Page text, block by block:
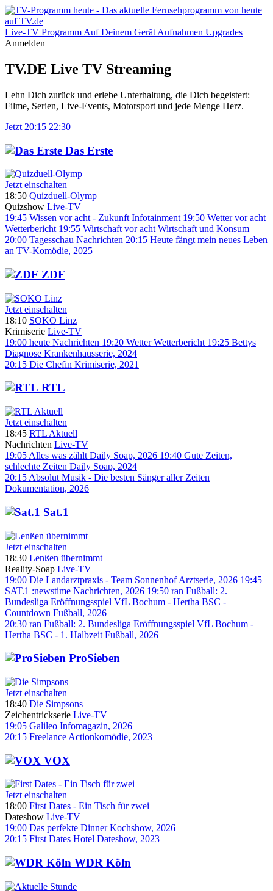
Live-TV Programm Auf Deinem Gerät Aufnahmen Upgrades
Anmelden
TV.DE Live TV Streaming
Lehn Dich zurück und erlebe Unterhaltung, die Dich begeistert:
Filme, Serien, Live-Events, Motorsport und jede Menge Herz.
Jetzt 20:15 22:30
Das Erste
Jetzt einschalten
18:50 Quizduell-Olymp
Quizshow Live-TV
19:45 Wissen vor acht - Zukunft Infotainment 19:50 Wetter vor acht
Wetterbericht 19:55 Wirtschaft vor acht Wirtschaft und Konsum
20:00 Tagesschau Nachrichten 20:15 Heute fängt mein neues Leben
an TV-Komödie, 2025
ZDF
Jetzt einschalten
18:10 SOKO Linz
Krimiserie Live-TV
19:00 heute Nachrichten 19:20 Wetter Wetterbericht 19:25 Bettys
Diagnose Krankenhausserie, 2024
20:15 Die Chefin Krimiserie, 2021
RTL
Jetzt einschalten
18:45 RTL Aktuell
Nachrichten Live-TV
19:05 Alles was zählt Daily Soap, 2026 19:40 Gute Zeiten,
schlechte Zeiten Daily Soap, 2024
20:15 Absolut Musik - Die besten Sänger aller Zeiten
Dokumentation, 2026
Sat.1
Jetzt einschalten
18:30 Lenßen übernimmt
Reality-Soap Live-TV
19:00 Die Landarztpraxis - Team Sonnenhof Arztserie, 2026 19:45
SAT.1 :newstime Nachrichten, 2026 19:50 ran Fußball: 2.
Bundesliga Eröffnungsspiel VfL Bochum - Hertha BSC -
Countdown Fußball, 2026
20:30 ran Fußball: 2. Bundesliga Eröffnungsspiel VfL Bochum -
Hertha BSC - 1. Halbzeit Fußball, 2026
ProSieben
Jetzt einschalten
18:40 Die Simpsons
Zeichentrickserie Live-TV
19:05 Galileo Infomagazin, 2026
20:15 Freelance Actionkomödie, 2023
VOX
Jetzt einschalten
18:00 First Dates - Ein Tisch für zwei
Dateshow Live-TV
19:00 Das perfekte Dinner Kochshow, 2026
20:15 First Dates Hotel Dateshow, 2023
WDR Köln